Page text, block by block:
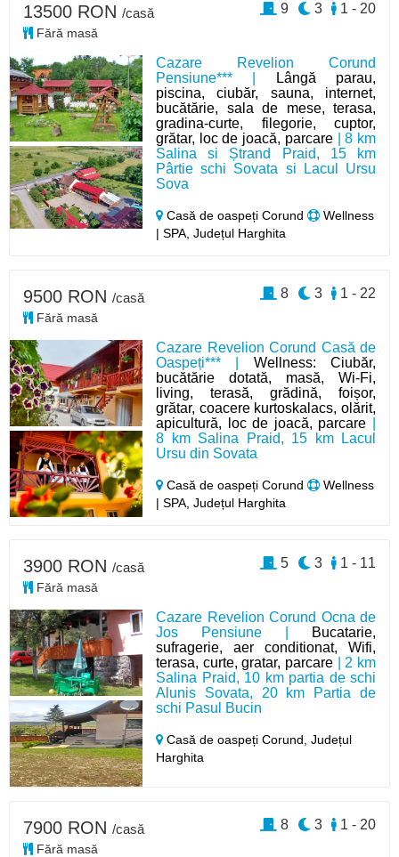
Cazare Revelion Corund
Pensiune*** |
Lângă parau,
piscina, ciubăr, sauna, internet,
bucătărie, sala de mese, terasa,
gradina-curte, filegorie, cuptor,
grătar, loc de joacă, parcare| 8 km
Salina si Ștrand Praid, 15 km
Pârtie schi Sovata si Lacul Ursu
Sova
Casă de oaspeți Corund
Wellness
| SPA, Județul Harghita
13500 RON /casă
Fără masă
1 - 20
3
9
Cazare Revelion Corund Casă de
Oaspeți*** | Wellness: Ciubăr,
bucătărie dotată, masă, Wi-Fi,
living, terasă, grădină, foișor,
grătar, coacere kurtoskalacs, olărit,
apicultură, loc de joacă, parcare
8 km Salina Praid, 15 km Lacul
Ursu din Sovata
Casă de oaspeți Corund
Wellness
| SPA, Județul Harghita
9500 RON /casă
Fără masă
1 - 22
3
8
Cazare Revelion Corund Ocna de
Jos Pensiune |
Bucatarie,
sufragerie, aer conditionat, Wifi,
terasa, curte, gratar, parcare | 2 km
Salina Praid, 10 km partia de schi
Alunis Sovata, 20 km Partia de
schi Pasul Bucin
Casă de oaspeți Corund,Județul
Harghita
3900 RON /casă
Fără masă
1 - 11
3
5
7900 RON /casă
Fără masă
1 - 20
3
8